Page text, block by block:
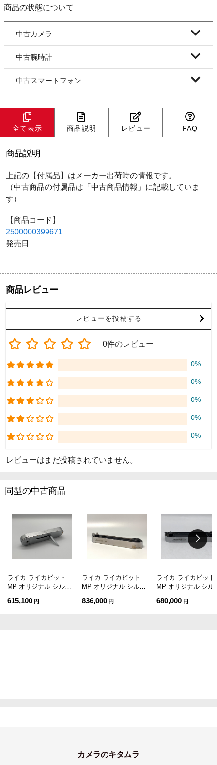
商品の状態について
中古カメラ
中古腕時計
中古スマートフォン
全て表示 商品説明 レビュー FAQ
商品説明
上記の【付属品】はメーカー出荷時の情報です。
（中古商品の付属品は「中古商品情報」に記載していま
す）
【商品コード】
2500000399671
発売日
商品レビュー
レビューを投稿する
0件のレビュー
0%
0%
0%
0%
0%
レビューはまだ投稿されていません。
同型の中古商品
ライカ ライカビット
MP オリジナル シルバ
615,100 円
ライカ ライカビット
MP オリジナル シルバ
836,000 円
ライカ ライカビット
MP オリジナル シル
680,000 円
カメラのキタムラ